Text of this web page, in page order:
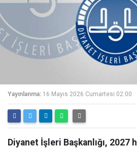
Yayınlanma: 16 Mayıs 2026 Cumartesi 02:00
Diyanet İşleri Başkanlığı, 2027